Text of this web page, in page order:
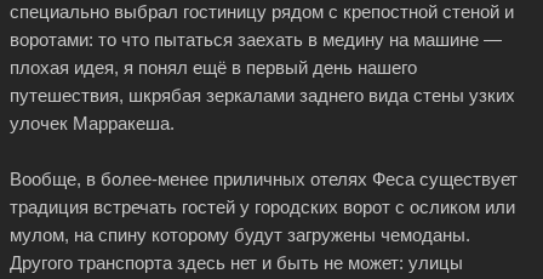
специально выбрал гостиницу рядом с крепостной стеной и
воротами: то что пытаться заехать в медину на машине —
плохая идея, я понял ещё в первый день нашего
путешествия, шкрябая зеркалами заднего вида стены узких
улочек Марракеша.
Вообще, в более-менее приличных отелях Феса существует
традиция встречать гостей у городских ворот с осликом или
мулом, на спину которому будут загружены чемоданы.
Другого транспорта здесь нет и быть не может: улицы